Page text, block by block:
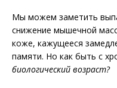
Мы можем заметить
снижение мышечной
коже, кажущееся
памяти. Но как быть с
биологический возраст?